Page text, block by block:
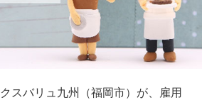
スバリュ九州（福岡市）が、雇用